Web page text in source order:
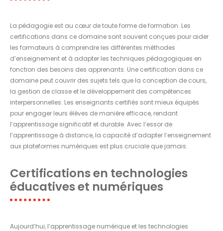
La pédagogie est au cœur de toute forme de formation. Les
certifications dans ce domaine sont souvent conçues pour aider
les formateurs à comprendre les différentes méthodes
d’enseignement et à adapter les techniques pédagogiques en
fonction des besoins des apprenants. Une certification dans ce
domaine peut couvrir des sujets tels que la conception de cours,
la gestion de classe et le développement des compétences
interpersonnelles. Les enseignants certifiés sont mieux équipés
pour engager leurs élèves de manière efficace, rendant
l’apprentissage significatif et durable. Avec l’essor de
l’apprentissage à distance, la capacité d’adapter l’enseignement
aux plateformes numériques est plus cruciale que jamais.
Certifications en technologies
éducatives et numériques
Aujourd’hui, l’apprentissage numérique et les technologies